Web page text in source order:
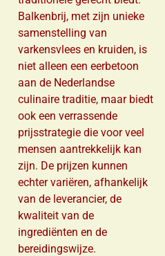
Balkenbrij, met zijn unieke
samenstelling van
varkensvlees en kruiden, is
niet alleen een eerbetoon
aan de Nederlandse
culinaire traditie, maar biedt
ook een verrassende
prijsstrategie die voor veel
mensen aantrekkelijk kan
zijn. De prijzen kunnen
echter variëren, afhankelijk
van de leverancier, de
kwaliteit van de
ingrediënten en de
bereidingswijze.